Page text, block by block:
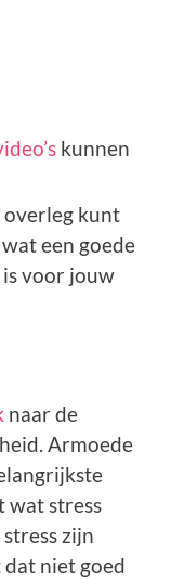
kunnen
kunt
een goede
voor jouw
naar de
Armoede
wat stress
zijn
dat niet goed